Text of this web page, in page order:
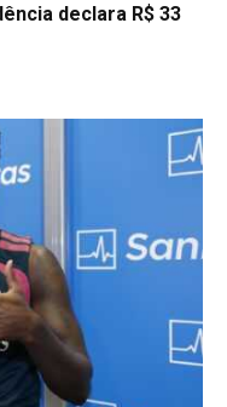
declara R$ 33